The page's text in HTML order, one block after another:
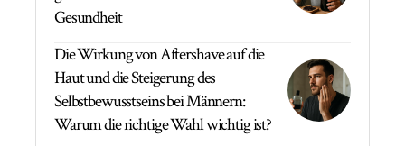
Gesundheit
Die Wirkung von Aftershave auf die
Haut und die Steigerung des
Selbstbewusstseins bei Männern:
Warum die richtige Wahl wichtig ist?